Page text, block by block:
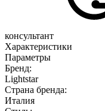
консультант
Характеристики
Параметры
Бренд:
Lightstar
Страна бренда:
Италия